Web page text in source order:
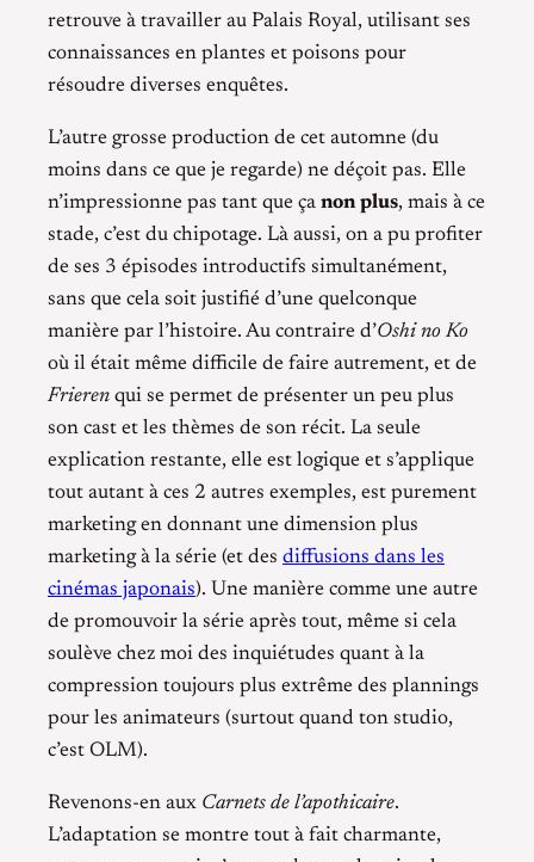
retrouve à travailler au Palais Royal, utilisant ses
connaissances en plantes et poisons pour
résoudre diverses enquêtes.
L’autre grosse production de cet automne (du
moins dans ce que je regarde) ne déçoit pas. Elle
n’impressionne pas tant que ça non plus, mais à ce
stade, c’est du chipotage. Là aussi, on a pu profiter
de ses 3 épisodes introductifs simultanément,
sans que cela soit justifié d’une quelconque
manière par l’histoire. Au contraire d’Oshi no Ko
où il était même difficile de faire autrement, et de
Frieren qui se permet de présenter un peu plus
son cast et les thèmes de son récit. La seule
explication restante, elle est logique et s’applique
tout autant à ces 2 autres exemples, est purement
marketing en donnant une dimension plus
marketing à la série (et des diffusions dans les
cinémas japonais). Une manière comme une autre
de promouvoir la série après tout, même si cela
soulève chez moi des inquiétudes quant à la
compression toujours plus extrême des plannings
pour les animateurs (surtout quand ton studio,
c’est OLM).
Revenons-en aux Carnets de l’apothicaire.
L’adaptation se montre tout à fait charmante,